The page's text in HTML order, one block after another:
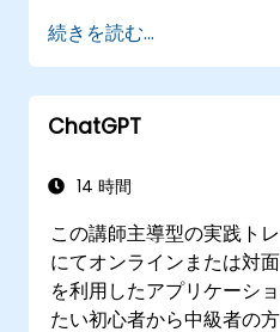
続きを読む...
ChatGPT
14 時間
この講師主導型の実践ト
にてオンラインまたは対
を利用したアプリケーシ
たい初心者から中級者の